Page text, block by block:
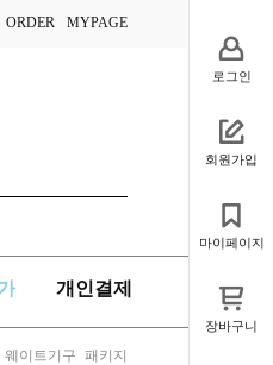
로그인
회원가입
마이페이지
장바구니
ORDER MYPAGE
개인결제
웨이트기구 패키지